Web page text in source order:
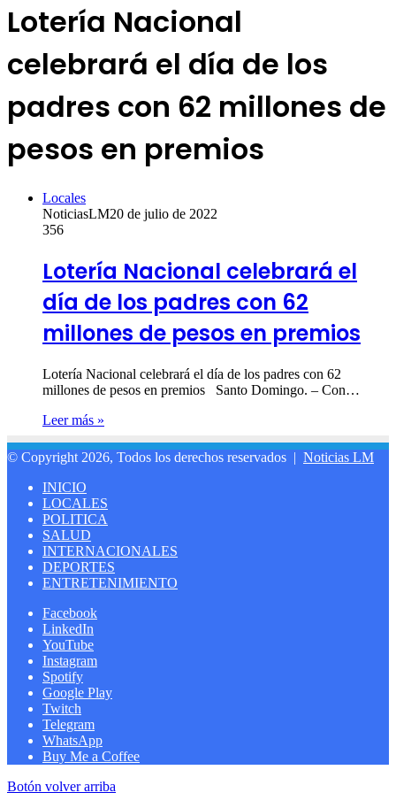
Lotería Nacional
celebrará el día de los
padres con 62 millones de
pesos en premios
Locales
NoticiasLM20 de julio de 2022
356
Lotería Nacional celebrará el
día de los padres con 62
millones de pesos en premios
Lotería Nacional celebrará el día de los padres con 62
millones de pesos en premios Santo Domingo. – Con…
Leer más »
© Copyright 2026, Todos los derechos reservados | Noticias LM
INICIO
LOCALES
POLITICA
SALUD
INTERNACIONALES
DEPORTES
ENTRETENIMIENTO
Facebook
LinkedIn
YouTube
Instagram
Spotify
Google Play
Twitch
Telegram
WhatsApp
Buy Me a Coffee
Botón volver arriba